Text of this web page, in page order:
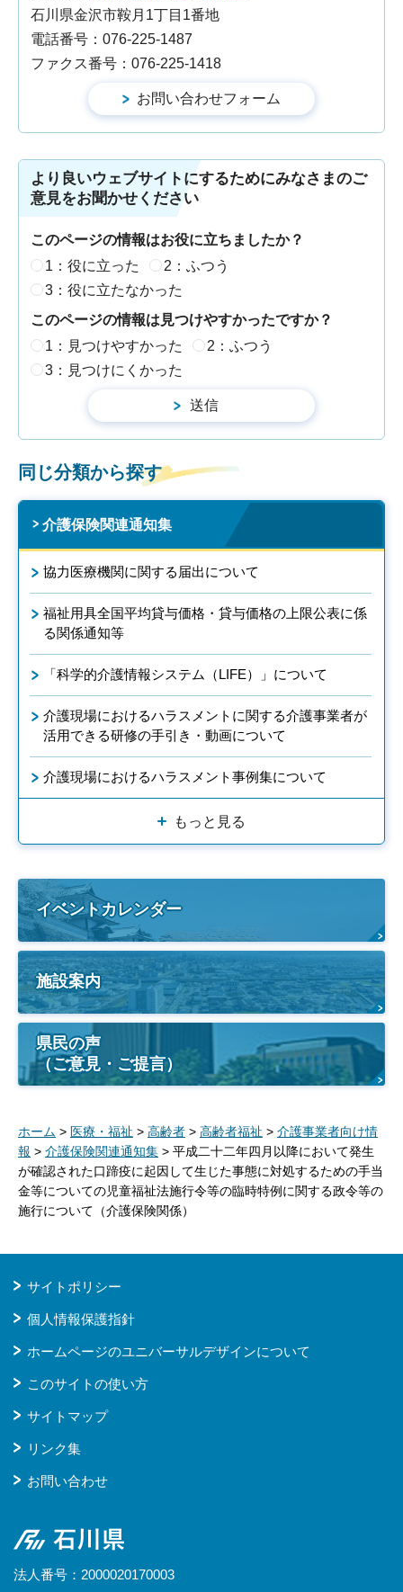
石川県金沢市鞍月1丁目1番地
電話番号：076-225-1487
ファクス番号：076-225-1418
より良いウェブサイトにするためにみなさまのご
意見をお聞かせください
このページの情報はお役に立ちましたか？
1：役に立った
2：ふつう
3：役に立たなかった
このページの情報は見つけやすかったですか？
1：見つけやすかった
2：ふつう
3：見つけにくかった
同じ分類から探す
介護保険関連通知集
協力医療機関に関する届出について
福祉用具全国平均貸与価格・貸与価格の上限公表に係
る関係通知等
「科学的介護情報システム（LIFE）」について
介護現場におけるハラスメントに関する介護事業者が
活用できる研修の手引き・動画について
介護現場におけるハラスメント事例集について
もっと見る
イベントカレンダー
施設案内
県民の声
（ご意見・ご提言）
ホーム > 医療・福祉 > 高齢者 > 高齢者福祉 > 介護事業者向け情
報 > 介護保険関連通知集 > 平成二十二年四月以降において発生
が確認された口蹄疫に起因して生じた事態に対処するための手当
金等についての児童福祉法施行令等の臨時特例に関する政令等の
施行について（介護保険関係）
サイトポリシー
個人情報保護指針
ホームページのユニバーサルデザインについて
このサイトの使い方
サイトマップ
リンク集
お問い合わせ
石川県
法人番号：2000020170003